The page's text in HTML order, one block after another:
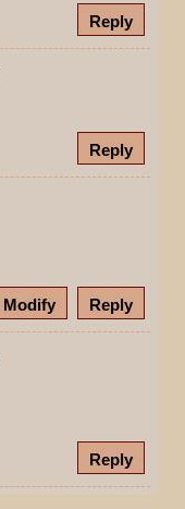
Reply
Reply
Modify Reply
Reply